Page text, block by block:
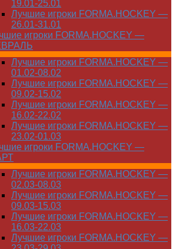
19.01-25.01
Лучшие игроки FORMA.HOCKEY —
26.01-31.01
игроки FORMA.HOCKEY —
Лучшие игроки FORMA.HOCKEY —
01.02-08.02
Лучшие игроки FORMA.HOCKEY —
09.02-15.02
Лучшие игроки FORMA.HOCKEY —
16.02-22.02
Лучшие игроки FORMA.HOCKEY —
23.02-01.03
игроки FORMA.HOCKEY —
Лучшие игроки FORMA.HOCKEY —
02.03-08.03
Лучшие игроки FORMA.HOCKEY —
09.03-15.03
Лучшие игроки FORMA.HOCKEY —
16.03-22.03
Лучшие игроки FORMA.HOCKEY —